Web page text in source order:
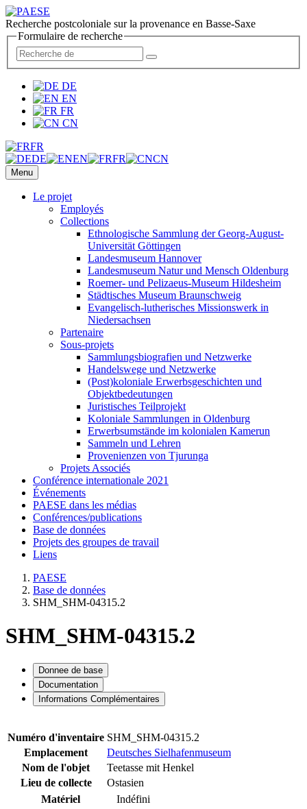
Recherche postcoloniale sur la provenance en Basse-Saxe
Formulaire de recherche
DE
EN
FR
CN
FR
DE
EN FR CN
Menu
Le projet
Employés
Collections
Ethnologische Sammlung der Georg-August-
Universität Göttingen
Landesmuseum Hannover
Landesmuseum Natur und Mensch Oldenburg
Roemer- und Pelizaeus-Museum Hildesheim
Städtisches Museum Braunschweig
Evangelisch-lutherisches Missionswerk in
Niedersachsen
Partenaire
Sous-projets
Sammlungsbiografien und Netzwerke
Handelswege und Netzwerke
(Post)koloniale Erwerbsgeschichten und
Objektbedeutungen
Juristisches Teilprojekt
Koloniale Sammlungen in Oldenburg
Erwerbsumstände im kolonialen Kamerun
Sammeln und Lehren
Provenienzen von Tjurunga
Projets Associés
Conférence internationale 2021
Événements
PAESE dans les médias
Conférences/publications
Base de données
Projets des groupes de travail
Liens
PAESE
Base de données
SHM_SHM-04315.2
SHM_SHM-04315.2
Donnee de base
Documentation
Informations Complémentaires
Numéro d'inventaire SHM_SHM-04315.2
Emplacement
Deutsches Sielhafenmuseum
Nom de l'objet
Teetasse mit Henkel
Lieu de collecte
Ostasien
Matériel
Indéfini